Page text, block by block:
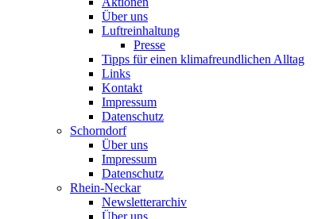
Über uns
Luftreinhaltung
Presse
Tipps für einen klimafreundlichen Alltag
Links
Kontakt
Impressum
Datenschutz
Schorndorf
Über uns
Impressum
Datenschutz
Rhein-Neckar
Newsletterarchiv
Über uns